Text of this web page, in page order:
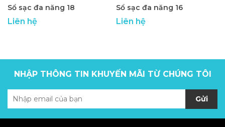
Sổ sạc đa năng 18
Liên hệ
Sổ sạc đa năng 16
Liên hệ
NHẬP THÔNG TIN KHUYẾN MÃI TỪ CHÚNG TÔI
Gửi